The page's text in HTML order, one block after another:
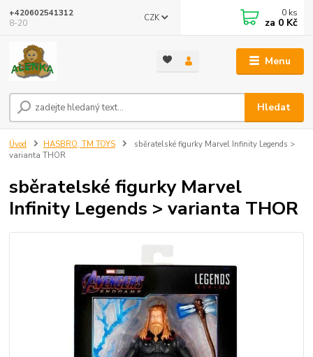
Menu
CZK
Hledat
+420602541312
8-20
0 ks
za 0 Kč
Úvod HASBRO, TM TOYS
sběratelské figurky Marvel Infinity Legends >
varianta THOR
sběratelské figurky Marvel
Infinity Legends > varianta THOR